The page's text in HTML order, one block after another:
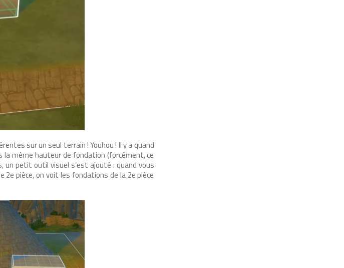
sur un seul terrain ! Youhou ! Il y a quand
la même hauteur de fondation (forcément, ce
un petit outil visuel s’est ajouté : quand vous
2e pièce, on voit les fondations de la 2e pièce